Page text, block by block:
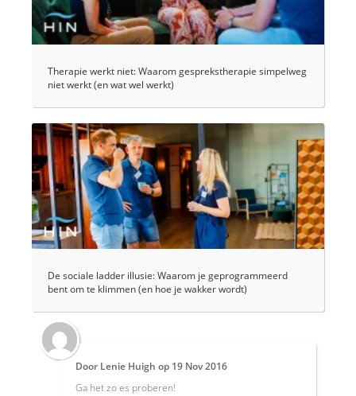
Therapie werkt niet: Waarom gesprekstherapie simpelweg
niet werkt (en wat wel werkt)
De sociale ladder illusie: Waarom je geprogrammeerd
bent om te klimmen (en hoe je wakker wordt)
Door Lenie Huigh op 19 Nov 2016
Ga het zo es proberen!